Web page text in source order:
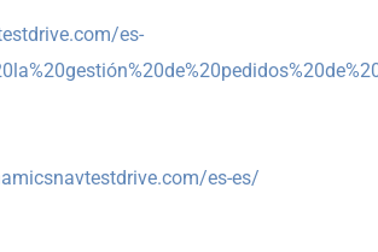
es-
es-es/